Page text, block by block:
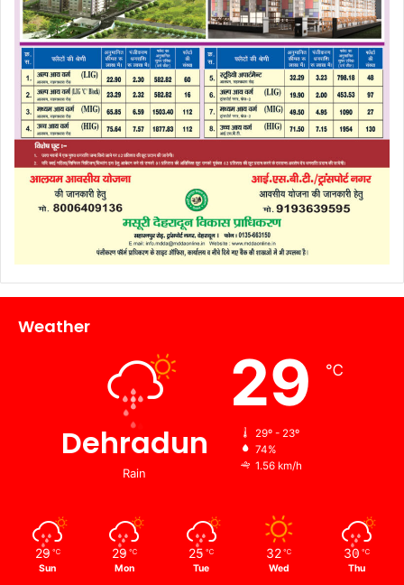
Weather
Dehradun
Rain
29 ℃
29º - 23º
74%
1.56 km/h
29 ℃
Sun
29 ℃
Mon
25 ℃
Tue
32 ℃
Wed
30 ℃
Thu